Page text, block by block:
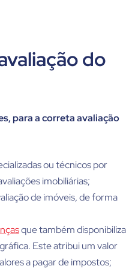
do
para a correta avaliação
ou técnicos por
imobiliárias;
de imóveis, de forma
que também disponibiliza
Este atribui um valor
a pagar de impostos;